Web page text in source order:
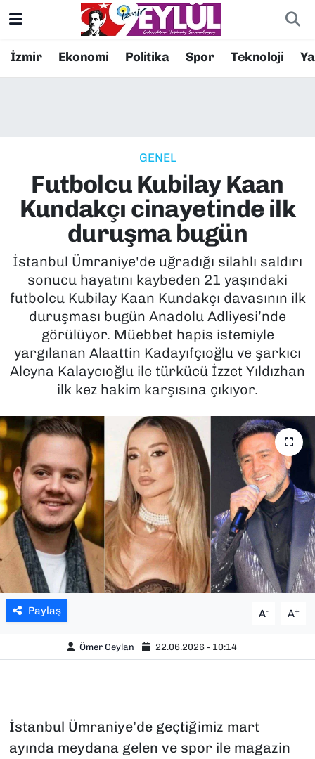
İzmir Ekonomi Politika Spor Teknoloji
GENEL
Futbolcu Kubilay Kaan
Kundakçı cinayetinde ilk
duruşma bugün
İstanbul Ümraniye'de uğradığı silahlı saldırı
sonucu hayatını kaybeden 21 yaşındaki
futbolcu Kubilay Kaan Kundakçı davasının ilk
duruşması bugün Anadolu Adliyesi’nde
görülüyor. Müebbet hapis istemiyle
yargılanan Alaattin Kadayıfçıoğlu ve şarkıcı
Aleyna Kalaycıoğlu ile türkücü İzzet Yıldızhan
ilk kez hakim karşısına çıkıyor.
Paylaş A- A+
Ömer Ceylan 22.06.2026 - 10:14
İstanbul Ümraniye’de geçtiğimiz mart
ayında meydana gelen ve spor ile magazin
Resmi İlanlar
EKONOMİ
KÜLTÜR SANAT
MAGAZİN
POLİTİKA
SAĞLIK
SPOR
YAŞAM
YEREL YÖNETİMLER
Konak Nöbetçi Eczaneler
Süper Lig Puan Durumu ve Fikstür
Tüm Manşetler
Son Dakika Haberleri
Haber Arşivi